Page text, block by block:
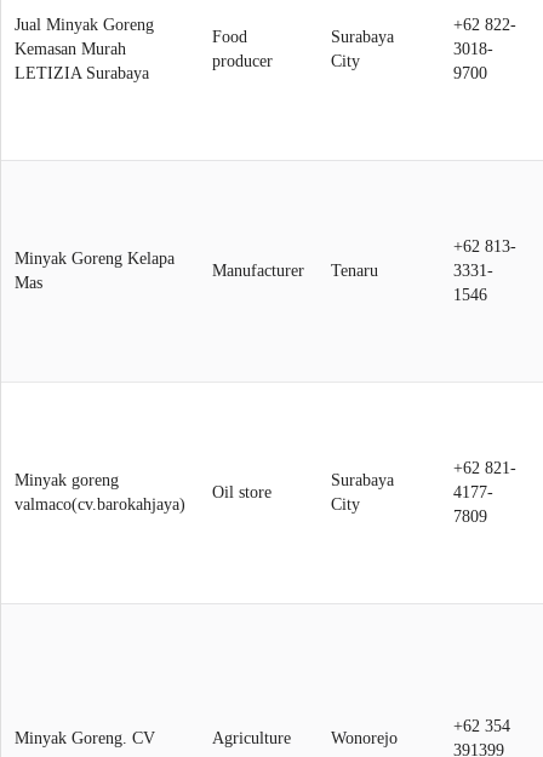
Jual Minyak Goreng
Kemasan Murah
LETIZIA Surabaya
Food
producer
Surabaya
City
+62 822-
3018-
9700
Minyak Goreng Kelapa
Mas
Manufacturer Tenaru
+62 813-
3331-
1546
Minyak goreng
valmaco(cv.barokahjaya)
Oil store
Surabaya
City
+62 821-
4177-
7809
Minyak Goreng. CV Agriculture Wonorejo
+62 354
391399